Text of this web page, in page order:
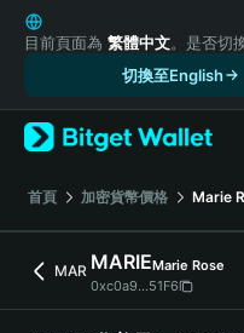
English
日本語
Русский
Español (Latinoamérica)
Türkçe
Italiano
简体中文
繁體中文
目前頁面為 繁體中文。是否切
切換至English
首頁 加密貨幣價格 Marie
MAR MARIEMarie Rose
0xc0a9...51F6